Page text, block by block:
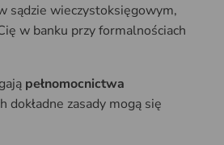
sądzie wieczystoksięgowym,
w banku przy formalnościach
pełnomocnictwa
dokładne zasady mogą się